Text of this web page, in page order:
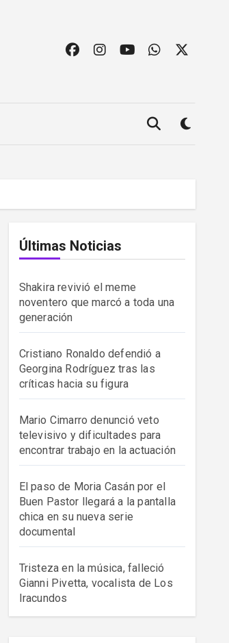
Últimas Noticias
Shakira revivió el meme
noventero que marcó a toda una
generación
Cristiano Ronaldo defendió a
Georgina Rodríguez tras las
críticas hacia su figura
Mario Cimarro denunció veto
televisivo y dificultades para
encontrar trabajo en la actuación
El paso de Moria Casán por el
Buen Pastor llegará a la pantalla
chica en su nueva serie
documental
Tristeza en la música, falleció
Gianni Pivetta, vocalista de Los
Iracundos